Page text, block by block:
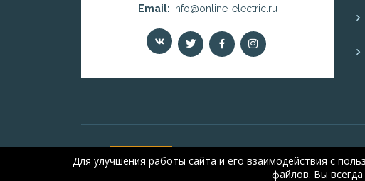
Email: info@online-electric.ru
Для улучшения работы сайта и его взаимодействия с
файлов. Вы